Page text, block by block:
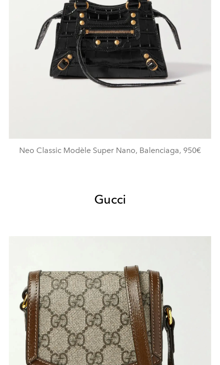
Neo Classic Modèle Super Nano, Balenciaga, 950€
Gucci